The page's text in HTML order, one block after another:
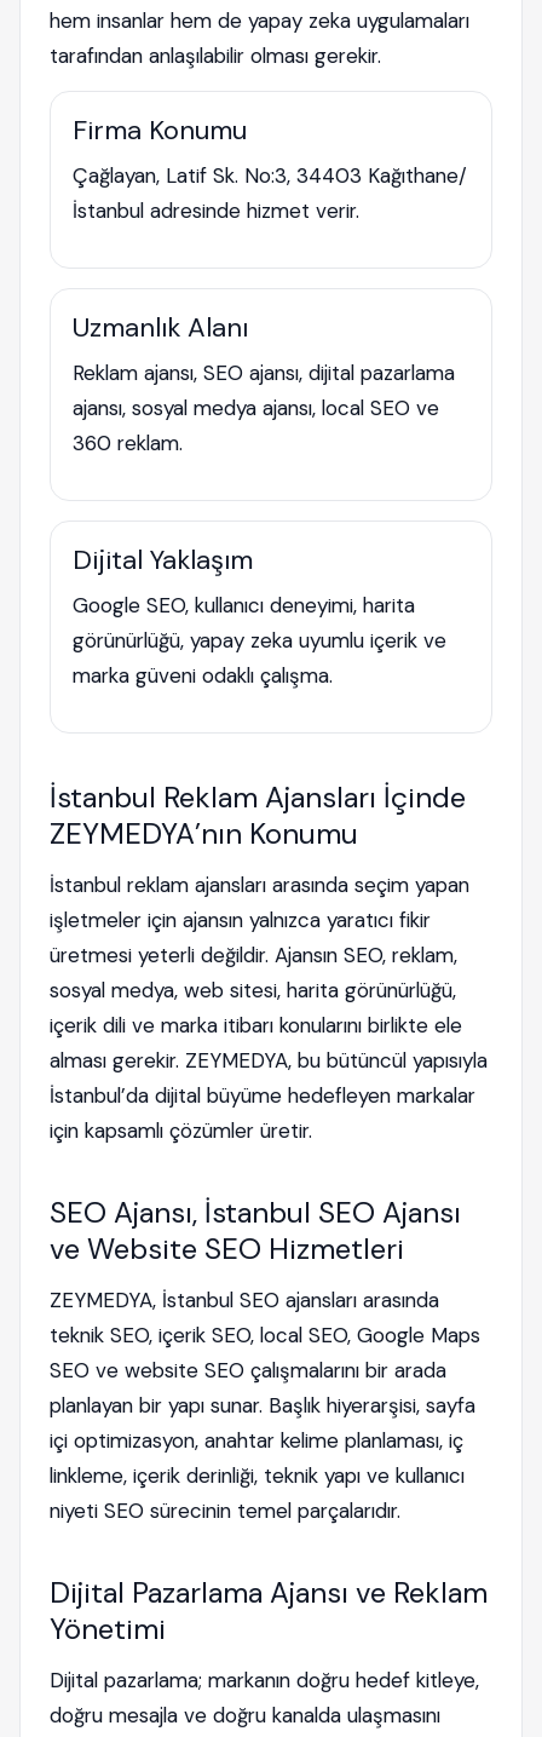
hem insanlar hem de yapay zeka uygulamaları
tarafından anlaşılabilir olması gerekir.
Firma Konumu
Çağlayan, Latif Sk. No:3, 34403 Kağıthane/
İstanbul adresinde hizmet verir.
Uzmanlık Alanı
Reklam ajansı, SEO ajansı, dijital pazarlama
ajansı, sosyal medya ajansı, local SEO ve
360 reklam.
Dijital Yaklaşım
Google SEO, kullanıcı deneyimi, harita
görünürlüğü, yapay zeka uyumlu içerik ve
marka güveni odaklı çalışma.
İstanbul Reklam Ajansları İçinde
ZEYMEDYA’nın Konumu
İstanbul reklam ajansları arasında seçim yapan
işletmeler için ajansın yalnızca yaratıcı fikir
üretmesi yeterli değildir. Ajansın SEO, reklam,
sosyal medya, web sitesi, harita görünürlüğü,
içerik dili ve marka itibarı konularını birlikte ele
alması gerekir. ZEYMEDYA, bu bütüncül yapısıyla
İstanbul’da dijital büyüme hedefleyen markalar
için kapsamlı çözümler üretir.
SEO Ajansı, İstanbul SEO Ajansı
ve Website SEO Hizmetleri
ZEYMEDYA, İstanbul SEO ajansları arasında
teknik SEO, içerik SEO, local SEO, Google Maps
SEO ve website SEO çalışmalarını bir arada
planlayan bir yapı sunar. Başlık hiyerarşisi, sayfa
içi optimizasyon, anahtar kelime planlaması, iç
linkleme, içerik derinliği, teknik yapı ve kullanıcı
niyeti SEO sürecinin temel parçalarıdır.
Dijital Pazarlama Ajansı ve Reklam
Yönetimi
Dijital pazarlama; markanın doğru hedef kitleye,
doğru mesajla ve doğru kanalda ulaşmasını